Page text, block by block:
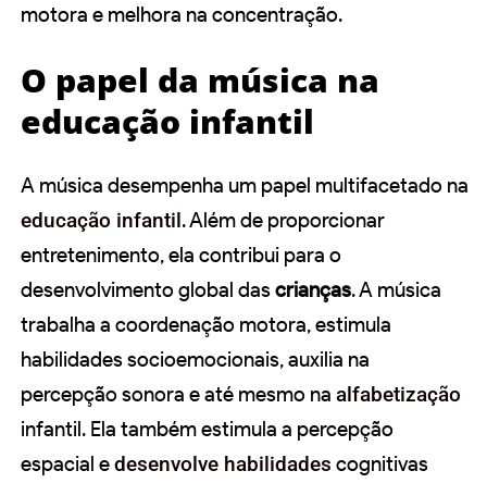
motora e melhora na concentração.
O papel da música na
educação infantil
A música desempenha um papel multifacetado na
educação infantil. Além de proporcionar
entretenimento, ela contribui para o
desenvolvimento global dascrianças. A música
trabalha a coordenação motora, estimula
habilidades socioemocionais, auxilia na
percepção sonora e até mesmo na alfabetização
infantil. Ela também estimula a percepção
espacial edesenvolve habilidades cognitivas